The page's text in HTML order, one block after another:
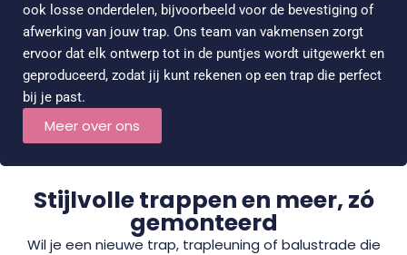
ook losse onderdelen, bijvoorbeeld voor de bevestiging of
afwerking van jouw trap. Ons team van vakmensen zorgt
ervoor dat elk ontwerp tot in de puntjes wordt uitgewerkt en
geproduceerd, zodat jij kunt rekenen op een trap die perfect
bij je past.
Meer over ons
Stijlvolle trappen en meer, zó
gemonteerd
Wil je een nieuwe trap, trapleuning of balustrade die